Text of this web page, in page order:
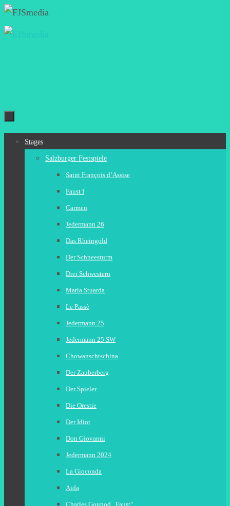
Zum
Inhalt
Zum
Stages
Salzburger Festspiele
Saint François d’Assise
Faust I
Carmen
Jedermann 26
Das Rheingold
Der Schneesturm
Drei Schwestern
Maria Stuarda
Le Passè
Jedermann 25
Jedermann 25 SW
Chowanschtschina
Der Zauberberg
Der Spieler
Die Orestie
Der Idiot
Don Giovanni
Jedermann 2024
La Gioconda
Aida
Charles Gounod „Faust“